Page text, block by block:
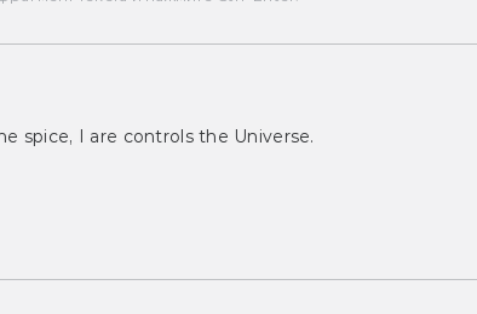
spice, I are controls the Universe.